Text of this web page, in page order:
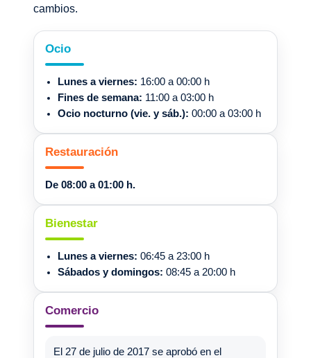
cambios.
Ocio
Lunes a viernes: 16:00 a 00:00 h
Fines de semana: 11:00 a 03:00 h
Ocio nocturno (vie. y sáb.): 00:00 a 03:00 h
Restauración
De 08:00 a 01:00 h.
Bienestar
Lunes a viernes: 06:45 a 23:00 h
Sábados y domingos: 08:45 a 20:00 h
Comercio
El 27 de julio de 2017 se aprobó en el